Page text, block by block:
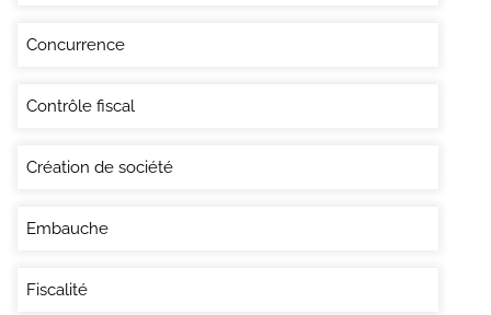
Concurrence
Contrôle fiscal
Création de société
Embauche
Fiscalité